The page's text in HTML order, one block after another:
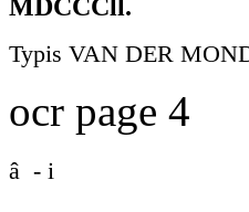
MDCCCll.
Typis VAN DER
ocr page 4
â - i